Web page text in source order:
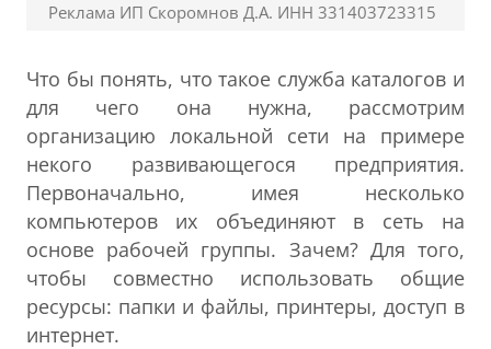
Реклама ИП Скоромнов Д.А. ИНН 331403723315
Что бы понять, что такое служба каталогов и
для чего она нужна, рассмотрим
организацию локальной сети на примере
некого развивающегося предприятия.
Первоначально, имея несколько
компьютеров их объединяют в сеть на
основе рабочей группы. Зачем? Для того,
чтобы совместно использовать общие
ресурсы: папки и файлы, принтеры, доступ в
интернет.